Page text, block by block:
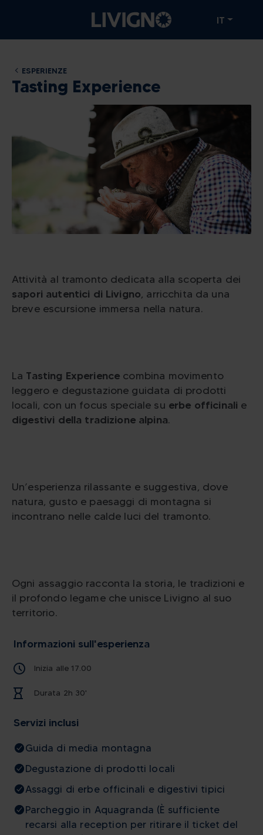
IT
ESPERIENZE
Tasting Experience
Attività al tramonto dedicata alla scoperta dei
sapori autentici di Livigno, arricchita da una
breve escursione immersa nella natura.
La Tasting Experience combina movimento
leggero e degustazione guidata di prodotti
locali, con un focus speciale su erbe officinali e
digestivi della tradizione alpina.
Un’esperienza rilassante e suggestiva, dove
natura, gusto e paesaggi di montagna si
incontrano nelle calde luci del tramonto.
Ogni assaggio racconta la storia, le tradizioni e
il profondo legame che unisce Livigno al suo
territorio.
Informazioni sull'esperienza
Inizia alle 17.00
Durata 2h 30'
Servizi inclusi
Guida di media montagna
Degustazione di prodotti locali
Assaggi di erbe officinali e digestivi tipici
Parcheggio in Aquagranda (È sufficiente
recarsi alla reception per ritirare il ticket del